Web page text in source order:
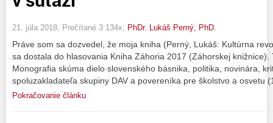
21. júla 2018, Prečítané 3 134x, PhDr. Lukáš Perný, PhD.
Práve som sa dozvedel, že moja kniha (Perný, Lukáš: Kultúrna
sa dostala do hlasovania Kniha Záhoria 2017 (Záhorskej
Monografia skúma dielo slovenského básnika, politika, novinára,
spoluzakladateľa skupiny DAV a povereníka pre školstvo a osvetu
Pokračovanie článku